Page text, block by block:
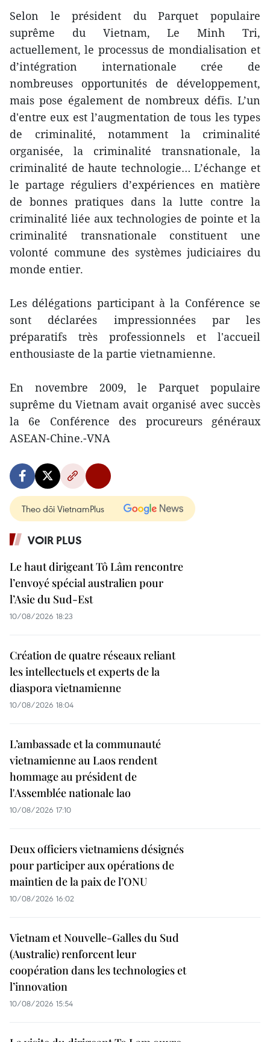
Selon le président du Parquet populaire
suprême du Vietnam, Le Minh Tri,
actuellement, le processus de mondialisation et
d’intégration internationale crée de
nombreuses opportunités de développement,
mais pose également de nombreux défis. L’un
d'entre eux est l’augmentation de tous les types
de criminalité, notamment la criminalité
organisée, la criminalité transnationale, la
criminalité de haute technologie… L’échange et
le partage réguliers d’expériences en matière
de bonnes pratiques dans la lutte contre la
criminalité liée aux technologies de pointe et la
criminalité transnationale constituent une
volonté commune des systèmes judiciaires du
monde entier.
Les délégations participant à la Conférence se
sont déclarées impressionnées par les
préparatifs très professionnels et l'accueil
enthousiaste de la partie vietnamienne.
En novembre 2009, le Parquet populaire
suprême du Vietnam avait organisé avec succès
la 6e Conférence des procureurs généraux
ASEAN-Chine.-VNA
Theo dõi VietnamPlus
VOIR PLUS
Le haut dirigeant Tô Lâm rencontre
l’envoyé spécial australien pour
l’Asie du Sud-Est
10/08/2026 18:23
Création de quatre réseaux reliant
les intellectuels et experts de la
diaspora vietnamienne
10/08/2026 18:04
L’ambassade et la communauté
vietnamienne au Laos rendent
hommage au président de
l'Assemblée nationale lao
10/08/2026 17:10
Deux officiers vietnamiens désignés
pour participer aux opérations de
maintien de la paix de l’ONU
10/08/2026 16:02
Vietnam et Nouvelle-Galles du Sud
(Australie) renforcent leur
coopération dans les technologies et
l’innovation
10/08/2026 15:54